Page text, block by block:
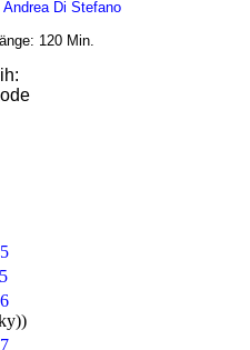
Andrea Di Stefano
120 Min.